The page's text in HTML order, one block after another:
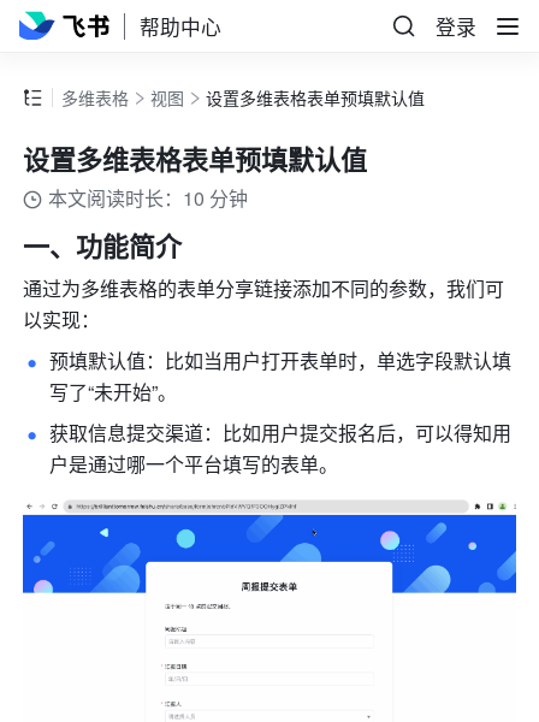
帮助中心 登录
多维表格 视图 设置多维表格表单预填默认值
设置多维表格表单预填默认值
本文阅读时长：10 分钟
一、功能简介
通过为多维表格的表单分享链接添加不同的参数，我们可
以实现：
预填默认值：比如当用户打开表单时，单选字段默认填
写了“未开始”。
获取信息提交渠道：比如用户提交报名后，可以得知用
户是通过哪一个平台填写的表单。